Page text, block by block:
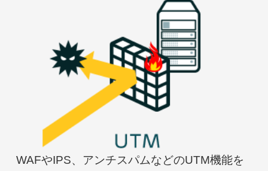
WAFやIPS、アンチスパムなどのUTM機能を